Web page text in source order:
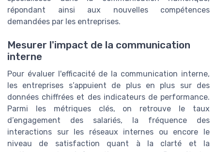
répondant ainsi aux nouvelles compétences
demandées par les entreprises.
Mesurer l'impact de la communication
interne
Pour évaluer l'efficacité de la communication interne,
les entreprises s’appuient de plus en plus sur des
données chiffrées et des indicateurs de performance.
Parmi les métriques clés, on retrouve le taux
d’engagement des salariés, la fréquence des
interactions sur les réseaux internes ou encore le
niveau de satisfaction quant à la clarté et la